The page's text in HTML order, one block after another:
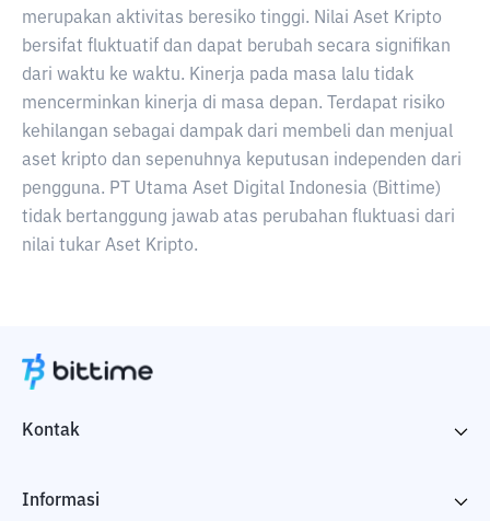
merupakan aktivitas beresiko tinggi. Nilai Aset Kripto
bersifat fluktuatif dan dapat berubah secara signifikan
dari waktu ke waktu. Kinerja pada masa lalu tidak
mencerminkan kinerja di masa depan. Terdapat risiko
kehilangan sebagai dampak dari membeli dan menjual
aset kripto dan sepenuhnya keputusan independen dari
pengguna. PT Utama Aset Digital Indonesia (Bittime)
tidak bertanggung jawab atas perubahan fluktuasi dari
nilai tukar Aset Kripto.
Kontak
Informasi